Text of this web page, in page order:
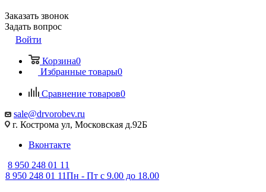
Заказать звонок
Задать вопрос
Войти
Корзина0
Избранные товары0
Сравнение товаров0
sale@drvorobev.ru
г. Кострома ул, Московская д.92Б
Вконтакте
8 950 248 01 11
8 950 248 01 11Пн - Пт с 9.00 до 18.00